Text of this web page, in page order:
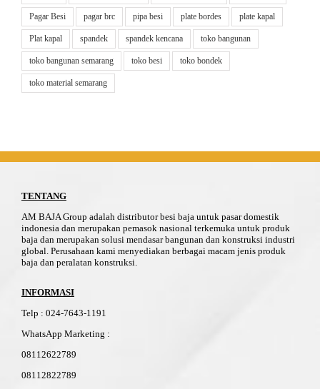
Pagar Besi pagar brc pipa besi plate bordes plate kapal
Plat kapal spandek spandek kencana toko bangunan
toko bangunan semarang toko besi toko bondek
toko material semarang
TENTANG
AM BAJA Group adalah distributor besi baja untuk pasar domestik
indonesia dan merupakan pemasok nasional terkemuka untuk produk
baja dan merupakan solusi mendasar bangunan dan konstruksi industri
global. Perusahaan kami menyediakan berbagai macam jenis produk
baja dan peralatan konstruksi.
INFORMASI
Telp : 024-7643-11 91
WhatsApp Marketing :
08112622789
08112822789